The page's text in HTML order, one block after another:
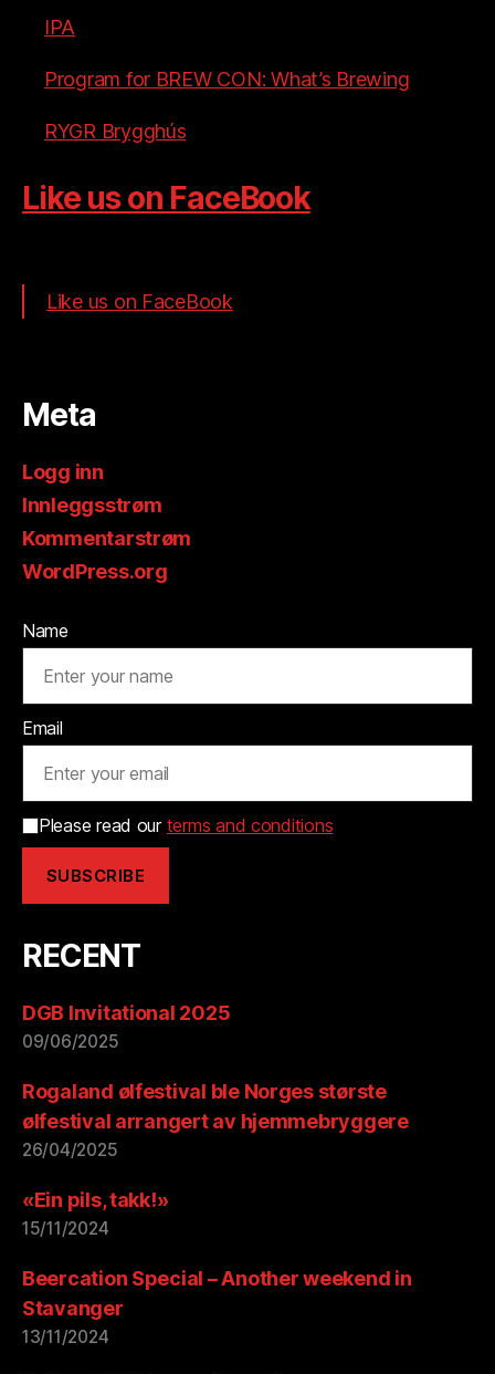
IPA
Program for BREW CON: What’s Brewing
RYGR Brygghús
Like us on FaceBook
Like us on FaceBook
Meta
Logg inn
Innleggsstrøm
Kommentarstrøm
WordPress.org
Name
Email
Please read our terms and conditions
RECENT
DGB Invitational 2025
09/06/2025
Rogaland ølfestival ble Norges største
ølfestival arrangert av hjemmebryggere
26/04/2025
«Ein pils, takk!»
15/11/2024
Beercation Special – Another weekend in
Stavanger
13/11/2024